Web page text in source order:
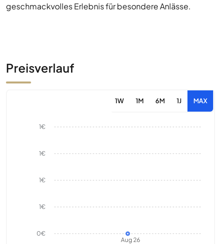
geschmackvolles Erlebnis für besondere Anlässe.
Preisverlauf
1W 1M 6M 1J MAX
Aug 26
0€
1€
1€
1€
1€